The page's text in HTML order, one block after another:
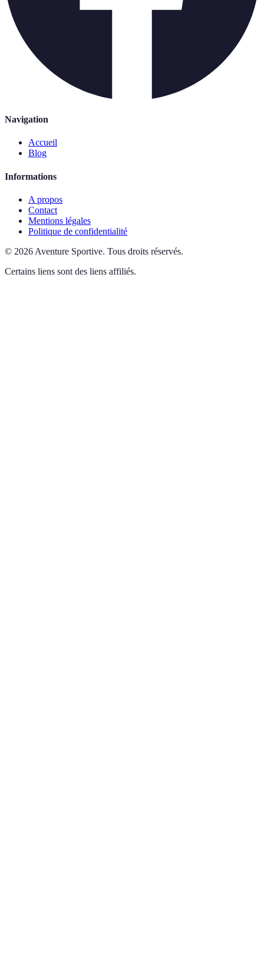
Navigation
Accueil
Blog
Informations
A propos
Contact
Mentions légales
Politique de confidentialité
© 2026 Aventure Sportive. Tous droits réservés.
Certains liens sont des liens affiliés.